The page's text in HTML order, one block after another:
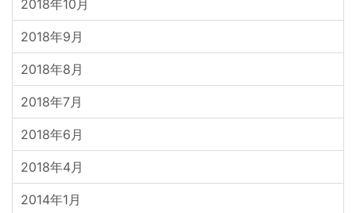
2018年10月
2018年9月
2018年8月
2018年7月
2018年6月
2018年4月
2014年1月